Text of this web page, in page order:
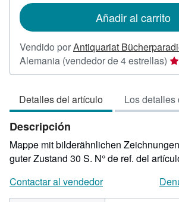
envío
Añadir al carrito
Vendido porAntiquariat
Alemania (vendedor de 4 estrellas)
4
de
Detalles del artículo Los detalles
Descripción
Mappe mit bilderähnlichen
guter Zustand 30 S. N° de ref. del
Contactar al vendedor